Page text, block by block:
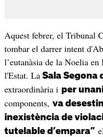
Aquest febrer, el Tribunal
tombar el darrer intent
l’eutanàsia de la Noelia
l'Estat. LaSala Segona
extraordinària i per
components, va
inexistència de
tutelable d’empara”